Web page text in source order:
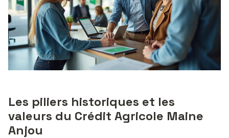
Les piliers historiques et les
valeurs du Crédit Agricole Maine
Anjou